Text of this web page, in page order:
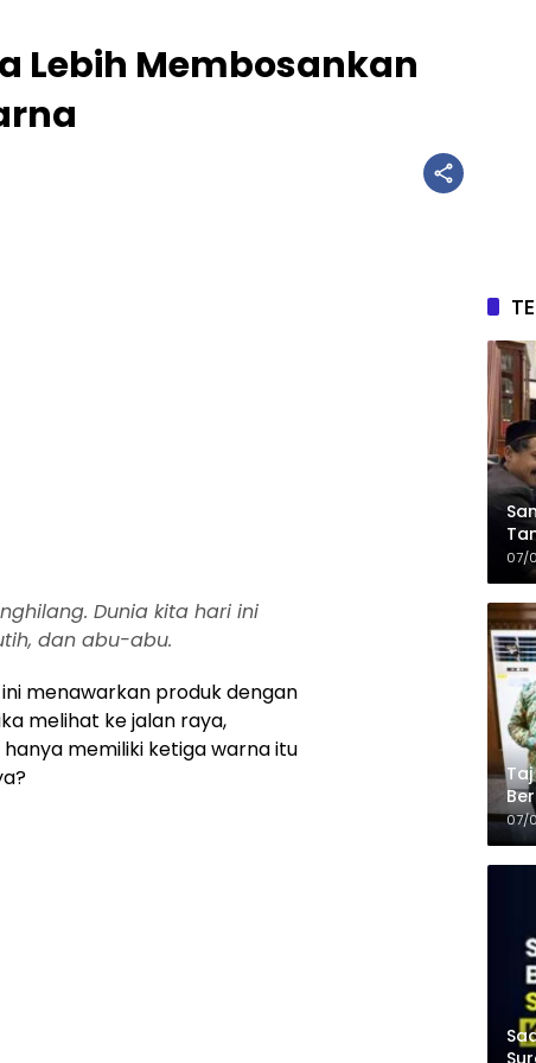
Lebih Membosankan
Dunia kita hari ini
dan abu-abu.
menawarkan produk dengan
melihat ke jalan raya,
memiliki ketiga warna itu
07/
07/